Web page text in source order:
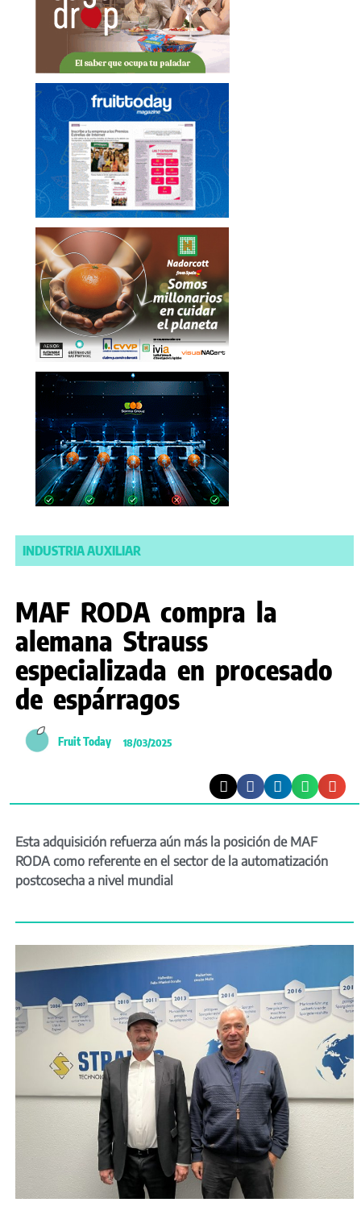
INDUSTRIA AUXILIAR
MAF RODA compra la
alemana Strauss
especializada en procesado
de espárragos
Fruit Today 18/03/2025
Esta adquisición refuerza aún más la posición de MAF
RODA como referente en el sector de la automatización
postcosecha a nivel mundial